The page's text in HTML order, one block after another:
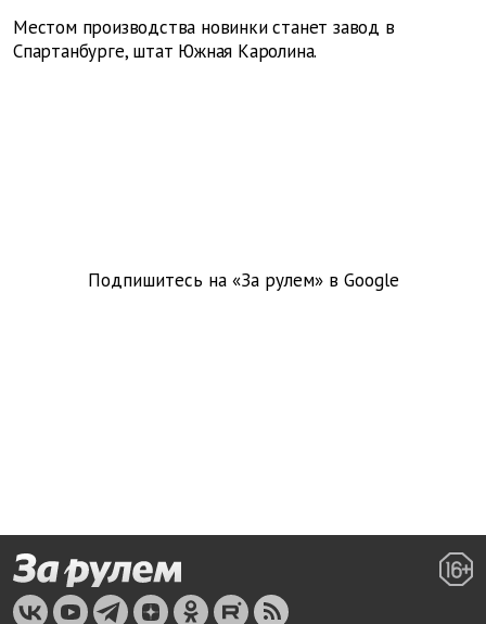
Местом производства новинки станет завод в
Спартанбурге, штат Южная Каролина.
Подпишитесь на «За рулем» в Google